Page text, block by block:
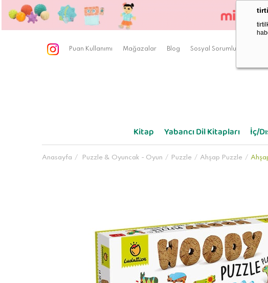
Puan Kullanımı Mağazalar Blog Sosyal Sorumluluk
Kitap Yabancı Dil Kitapları İç/
Anasayfa Puzzle & Oyuncak - Oyun Puzzle Ahşap Puzzle